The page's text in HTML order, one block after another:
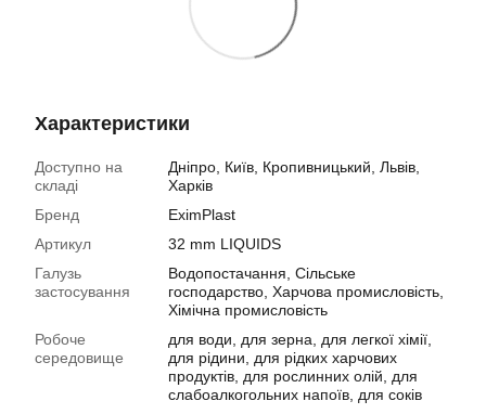
Характеристики
Доступно на
складі
Дніпро, Київ, Кропивницький, Львів,
Харків
Бренд
EximPlast
Артикул
32 mm LIQUIDS
Галузь
застосування
Водопостачання, Сільське
господарство, Харчова промисловість,
Хімічна промисловість
Робоче
середовище
для води, для зерна, для легкої хімії,
для рідини, для рідких харчових
продуктів, для рослинних олій, для
слабоалкогольних напоїв, для соків